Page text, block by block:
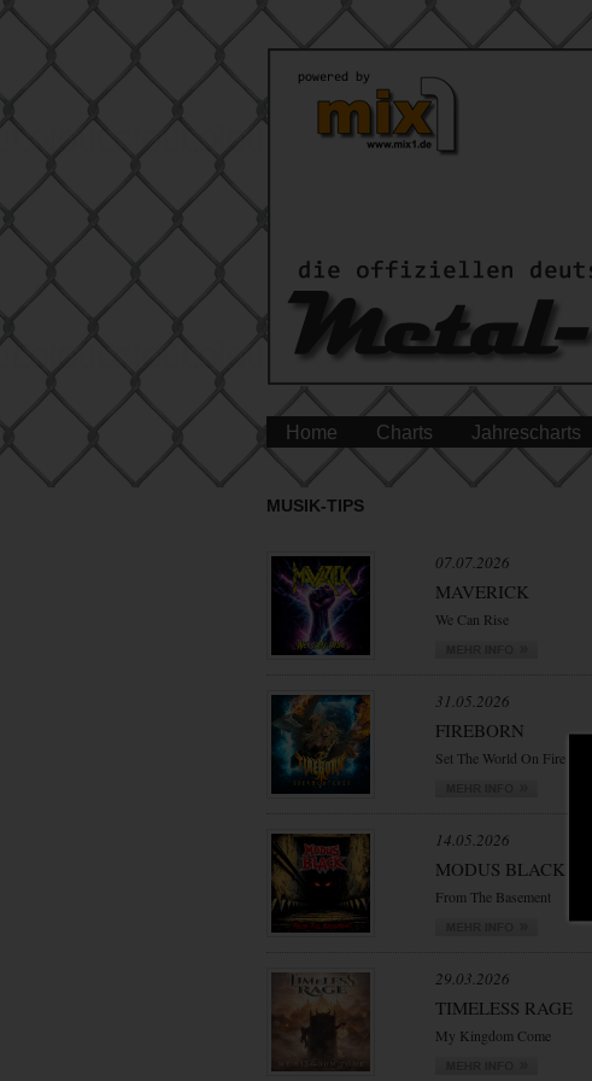
Home Charts Jahrescharts
MUSIK-TIPS
07.07.2026
MAVERICK
We Can Rise
31.05.2026
FIREBORN
Set The World On Fire
14.05.2026
MODUS BLACK
From The Basement
29.03.2026
TIMELESS RAGE
My Kingdom Come